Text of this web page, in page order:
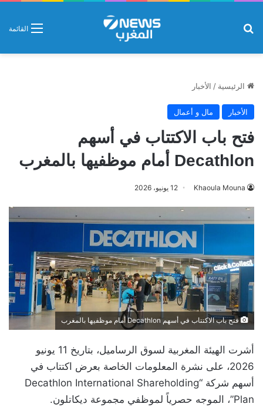
القائمة
الرئيسية / الأخبار
الأخبار مال و أعمال
فتح باب الاكتتاب في أسهم
Decathlon أمام موظفيها بالمغرب
Khaoula Mouna 12 يونيو، 2026
فتح باب الاكتتاب في أسهم Decathlon أمام موظفيها بالمغرب
أشرت الهيئة المغربية لسوق الرساميل، بتاريخ 11 يونيو
2026، على نشرة المعلومات الخاصة بعرض اكتتاب في
أسهم شركة “Decathlon International Shareholding
Plan”، الموجه حصرياً لموظفي مجموعة ديكاتلون.